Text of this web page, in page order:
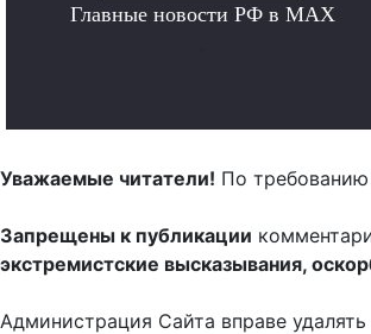
Главные новости РФ в MAX
Уважаемые читатели! По
Запрещены к публикации
экстремистские высказывания,
Администрация Сайта вправе